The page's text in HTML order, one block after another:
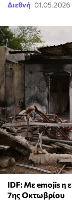
Διεθνή
IDF: Με emojis η
7ης Οκτωβρίου